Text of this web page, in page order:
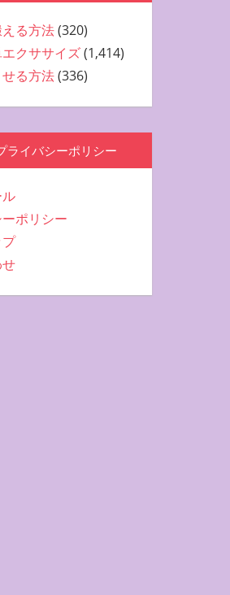
る方法(320)
クササイズ(1,414)
る方法(336)
ライバシーポリシー
ポリシー